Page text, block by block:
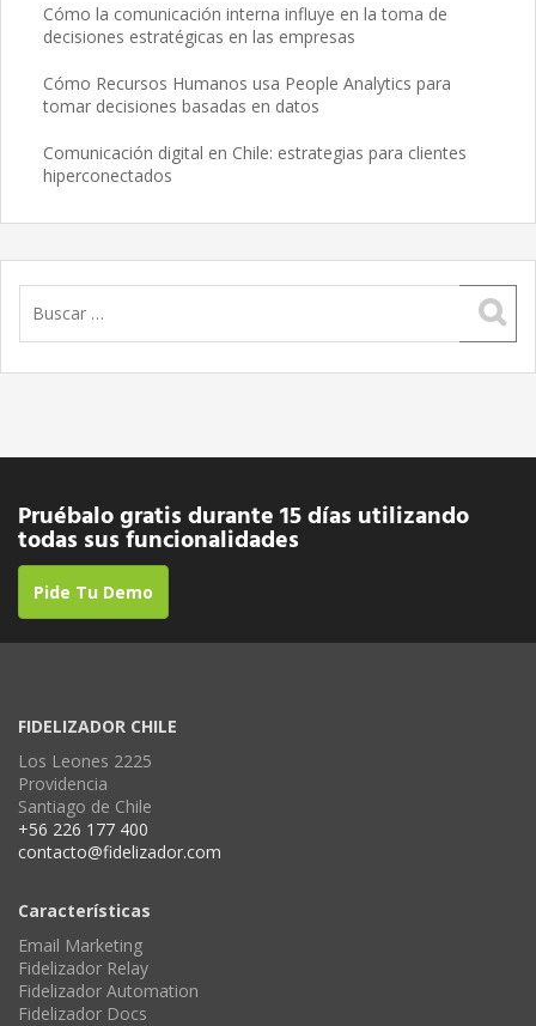
Cómo la comunicación interna influye en la toma de
decisiones estratégicas en las empresas
Cómo Recursos Humanos usa People Analytics para
tomar decisiones basadas en datos
Comunicación digital en Chile: estrategias para clientes
hiperconectados
Pruébalo gratis durante 15 días utilizando
todas sus funcionalidades
Pide Tu Demo
FIDELIZADOR CHILE
Los Leones 2225
Providencia
Santiago de Chile
+56 226 177 400
contacto@fidelizador.com
Características
Email Marketing
Fidelizador Relay
Fidelizador Automation
Fidelizador Docs